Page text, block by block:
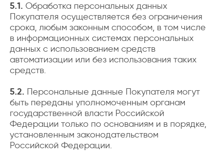
5.1. Обработка персональных данных
Покупателя осуществляется без ограничения
срока, любым законным способом, в том числе
в информационных системах персональных
данных с использованием средств
автоматизации или без использования таких
средств.
5.2. Персональные данные Покупателя могут
быть переданы уполномоченным органам
государственной власти Российской
Федерации только по основаниям и в порядке,
установленным законодательством
Российской Федерации.